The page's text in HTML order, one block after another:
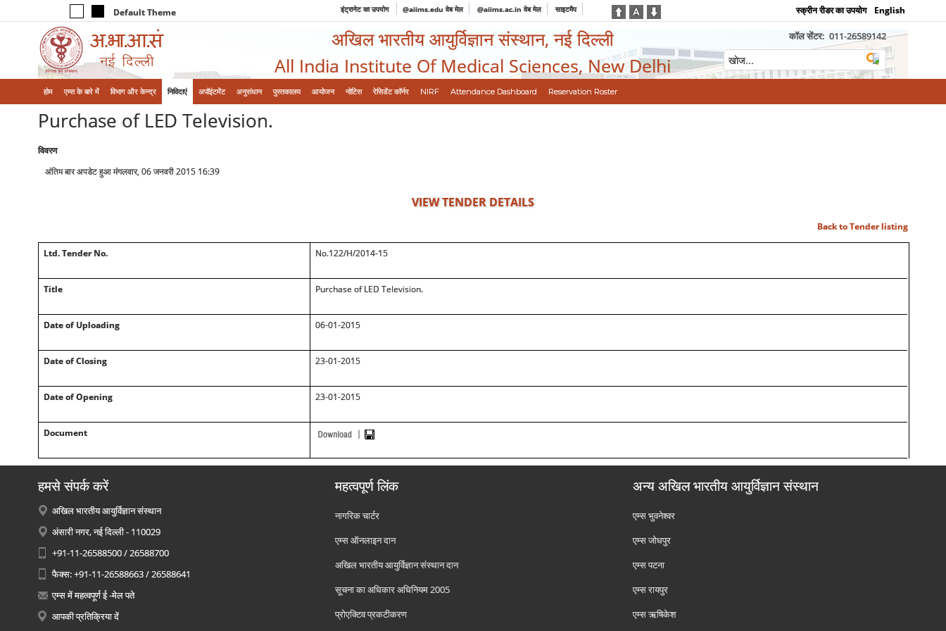
Default Theme इंट्रानेट का उपयोग @aiims.edu वेब मेल @aiims.ac.in वेब मेल साइटमैप स्क्रीन रीडर का उपयोग English
अखिल भारतीय आयुर्विज्ञान संस्थान, नई दिल्ली
All India Institute Of Medical Sciences, New Delhi
कॉल सेंटर: 011-26589142
होम एम्‍स के बारे में विभाग और केन्‍द्र निविदाएं अपॉइंटमेंट अनुसंधान पुस्तकालय आयोजन नोटिस रेसिडेंट कॉर्नर NIRF Attendance Dashboard Reservation Roster
Purchase of LED Television.
विवरण
अंतिम बार अपडेट हुआ मंगलवार, 06 जनवरी 2015 16:39
VIEW TENDER DETAILS
Back to Tender listing
Ltd. Tender No. No.122/H/2014-15
Title Purchase of LED Television.
Date of Uploading 06-01-2015
Date of Closing 23-01-2015
Date of Opening 23-01-2015
Document
हमसे संपर्क करें
अखिल भारतीय आयुर्विज्ञान संस्थान
अंसारी नगर, नई दिल्ली - 110029
+91-11-26588500 / 26588700
फैक्स: +91-11-26588663 / 26588641
एम्स में महत्वपूर्ण ई -मेल पते
आपकी प्रतिक्रिया दें
महत्वपूर्ण लिंक
नागरिक चार्टर
एम्स ऑनलाइन दान
अखिल भारतीय आयुर्विज्ञान संस्थान दान
सूचना का अधिकार अधिनियम 2005
प्रोएक्टिव प्रकटीकरण
अन्य अखिल भारतीय आयुर्विज्ञान संस्थान
एम्‍स भुवनेश्वर
एम्‍स जोधपुर
एम्‍स पटना
एम्‍स रायपुर
एम्‍स ऋषिकेश